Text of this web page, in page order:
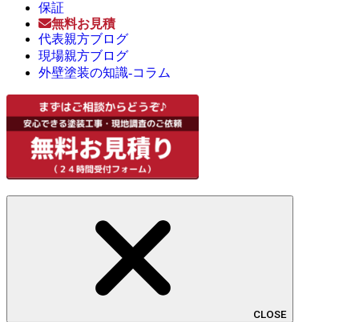
保証
無料お見積
代表親方ブログ
現場親方ブログ
外壁塗装の知識-コラム
CLOSE